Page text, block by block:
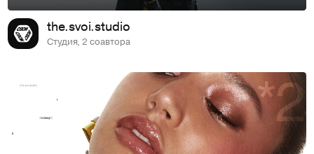
the.svoi.studio
Студия, 2 соавтора